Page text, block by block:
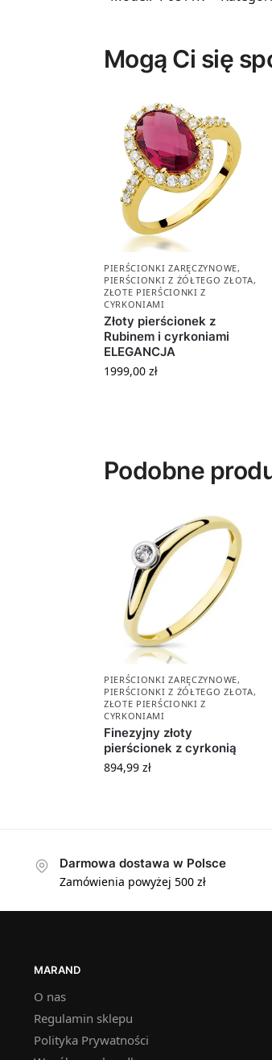
Mogą Ci się
PIERŚCIONKI ZARĘCZYNOWE,
PIERŚCIONKI Z ŻÓŁTEGO ZŁOTA,
ZŁOTE PIERŚCIONKI Z
CYRKONIAMI
Złoty pierścionek z
Rubinem i cyrkoniami
ELEGANCJA
1999,00 zł
Podobne
PIERŚCIONKI ZARĘCZYNOWE,
PIERŚCIONKI Z ŻÓŁTEGO ZŁOTA,
ZŁOTE PIERŚCIONKI Z
CYRKONIAMI
Finezyjny złoty
pierścionek z cyrkonią
894,99 zł
Darmowa dostawa w Polsce
Zamówienia powyżej 500 zł
MARAND
O nas
Regulamin sklepu
Polityka Prywatności